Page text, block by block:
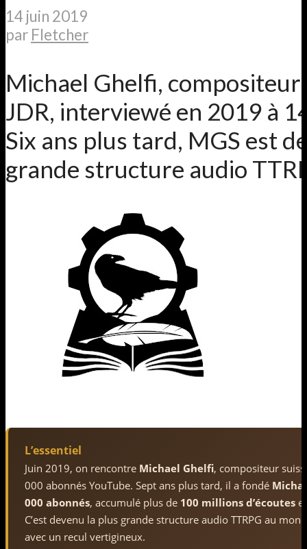
14 juin 2019
par Fletcher
Michael Ghelfi, compositeur
JDR, interviewé en 2019 à
Six ans plus tard, MGS est
grande structure audio
L’essentiel
Juin 2019, on rencontre Michael Ghelfi, compositeur
000 abonnés YouTube. Sept ans plus tard, il a fondé
000 abonnés, accumulé plus de 100 millions d’écoutes
C’est devenu la plus grande structure audio TTRPG au
avec un recul vertigineux.